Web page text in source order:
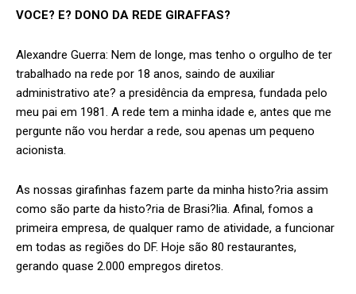
VOCE? E? DONO DA REDE GIRAFFAS?
Alexandre Guerra: Nem de longe, mas tenho o orgulho de ter
trabalhado na rede por 18 anos, saindo de auxiliar
administrativo ate? a presidência da empresa, fundada pelo
meu pai em 1981. A rede tem a minha idade e, antes que me
pergunte não vou herdar a rede, sou apenas um pequeno
acionista.
As nossas girafinhas fazem parte da minha histo?ria assim
como são parte da histo?ria de Brasi?lia. Afinal, fomos a
primeira empresa, de qualquer ramo de atividade, a funcionar
em todas as regiões do DF. Hoje são 80 restaurantes,
gerando quase 2.000 empregos diretos.